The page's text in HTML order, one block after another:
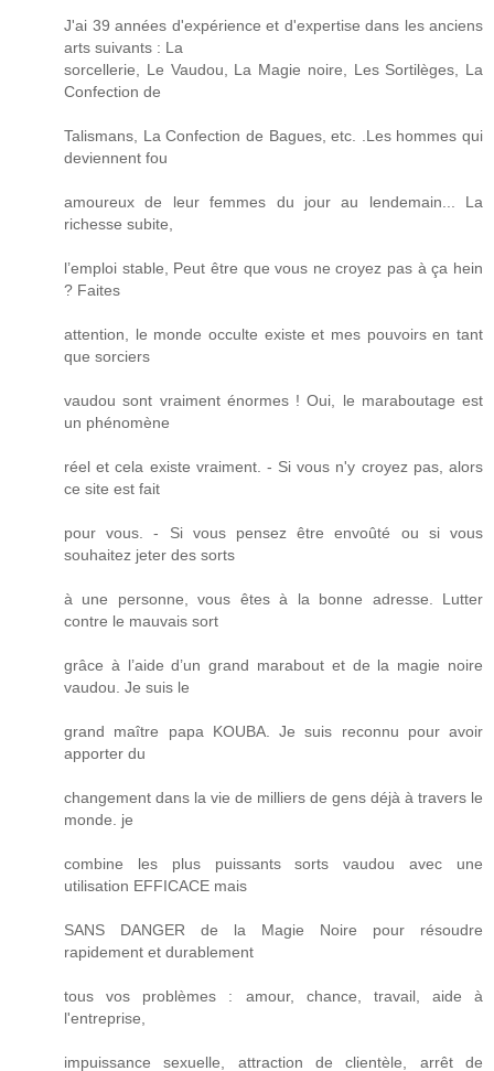
J'ai 39 années d'expérience et d'expertise dans les anciens
arts suivants : La
sorcellerie, Le Vaudou, La Magie noire, Les Sortilèges, La
Confection de
Talismans, La Confection de Bagues, etc. .Les hommes qui
deviennent fou
amoureux de leur femmes du jour au lendemain... La
richesse subite,
l’emploi stable, Peut être que vous ne croyez pas à ça hein
? Faites
attention, le monde occulte existe et mes pouvoirs en tant
que sorciers
vaudou sont vraiment énormes ! Oui, le maraboutage est
un phénomène
réel et cela existe vraiment. - Si vous n'y croyez pas, alors
ce site est fait
pour vous. - Si vous pensez être envoûté ou si vous
souhaitez jeter des sorts
à une personne, vous êtes à la bonne adresse. Lutter
contre le mauvais sort
grâce à l’aide d’un grand marabout et de la magie noire
vaudou. Je suis le
grand maître papa KOUBA. Je suis reconnu pour avoir
apporter du
changement dans la vie de milliers de gens déjà à travers le
monde. je
combine les plus puissants sorts vaudou avec une
utilisation EFFICACE mais
SANS DANGER de la Magie Noire pour résoudre
rapidement et durablement
tous vos problèmes : amour, chance, travail, aide à
l'entreprise,
impuissance sexuelle, attraction de clientèle, arrêt de